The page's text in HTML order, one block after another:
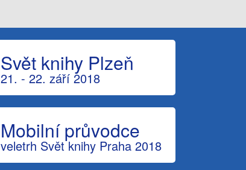
Svět knihy Plzeň
21. - 22. září 2018
Mobilní průvodce
veletrh Svět knihy Praha 2018